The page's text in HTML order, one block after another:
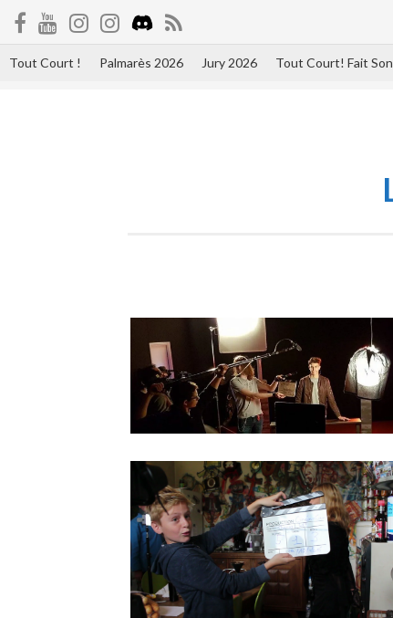
Tout Court ! Palmarès 2026 Jury 2026 Tout Court! Fait